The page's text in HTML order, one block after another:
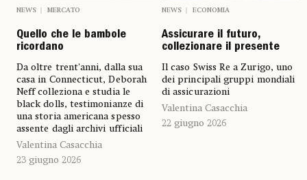
NEWS MERCATO
Quello che le bambole
ricordano
Da oltre trent'anni, dalla sua
casa in Connecticut, Deborah
Neff colleziona e studia le
black dolls, testimonianze di
una storia americana spesso
assente dagli archivi ufficiali
Valentina Casacchia
23 giugno 2026
NEWS ECONOMIA
Assicurare il futuro,
collezionare il presente
Il caso Swiss Re a Zurigo, uno
dei principali gruppi mondiali
di assicurazioni
Valentina Casacchia
22 giugno 2026